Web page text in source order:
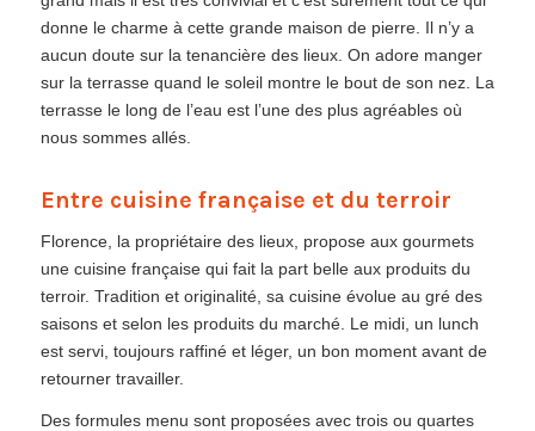
donne le charme à cette grande maison de pierre. Il n’y a
aucun doute sur la tenancière des lieux. On adore manger
sur la terrasse quand le soleil montre le bout de son nez. La
terrasse le long de l’eau est l’une des plus agréables où
nous sommes allés.
Entre cuisine française et du terroir
Florence, la propriétaire des lieux, propose aux gourmets
une cuisine française qui fait la part belle aux produits du
terroir. Tradition et originalité, sa cuisine évolue au gré des
saisons et selon les produits du marché. Le midi, un lunch
est servi, toujours raffiné et léger, un bon moment avant de
retourner travailler.
Des formules menu sont proposées avec trois ou quartes